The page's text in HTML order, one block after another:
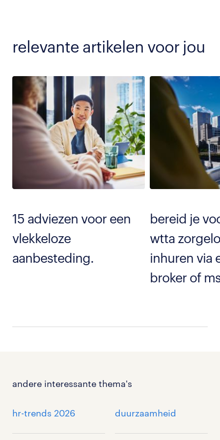
relevante artikelen voor jou
15 adviezen voor een
vlekkeloze
aanbesteding.
bereid je
wtta
inhuren via
broker of
andere interessante thema's
hr-trends 2026 duurzaamheid